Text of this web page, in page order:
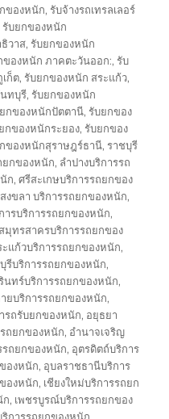
ของหนัก,รับจ้างรถเทรลเลอร์
รับยกของหนัก
วาส,รับยกของหนัก
ของหนัก ภาคตะวันออก:,รับ
ก็ต,รับยกของหนัก สระแก้ว,
ทบุรี,รับยกของหนัก
กของหนักปัตตานี,รับยกของ
กของหนักระยอง,รับยกของ
ของหนักสุราษฎร์ธานี,ราชบุรี
ยกของหนัก, ลำปางบริการรถ
ก,ศรีสะเกษบริการรถยกของ
สงขลา บริการรถยกของหนัก,
ารบริการรถยกของหนัก,
สมุทรสาครบริการรถยกของ
ะแก้วบริการรถยกของหนัก,
รีบริการรถยกของหนัก,
นทร์บริการรถยกของหนัก,
ยบริการรถยกของหนัก,
รถรับยกของหนัก, อยุธยา
ถยกของหนัก, อำนาจเจริญ
รถยกของหนัก, อุตรดิตถ์บริการ
องหนัก, อุบลราชธานีบริการ
องหนัก, เชียงใหม่บริการรถยก
ก, เพชรบูรณ์บริการรถยกของ
การรถยกของหนัก,